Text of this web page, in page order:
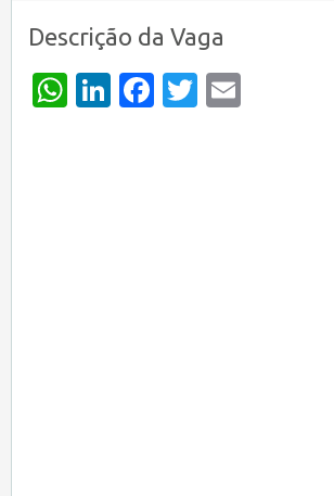
Descrição da Vaga
WhatsApp
LinkedIn
Facebook
Twitter